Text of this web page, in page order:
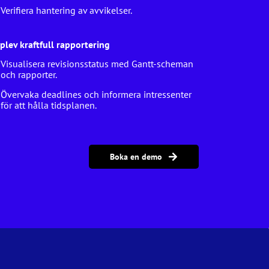
Verifiera hantering av avvikelser.
kraftfull rapportering
Visualisera revisionsstatus med Gantt-scheman
och rapporter.
Övervaka deadlines och informera intressenter
för att hålla tidsplanen.
Boka en demo